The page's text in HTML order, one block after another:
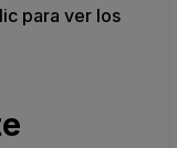
para ver los